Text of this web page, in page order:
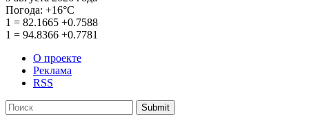
Погода: +16°С
1 = 82.1665 +0.7588
1 = 94.8366 +0.7781
О проекте
Реклама
RSS
Submit